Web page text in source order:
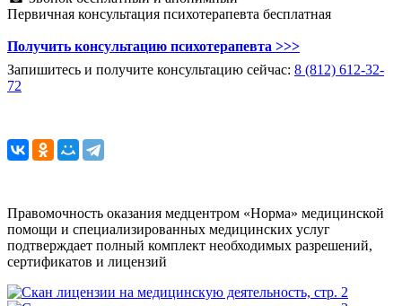
Первичная консультация психотерапевта бесплатная
Получить консультацию психотерапевта >>>
Запишитесь и получите консультацию сейчас: 8 (812) 612-32-
72
Правомочность оказания медцентром «Норма» медицинской
помощи и специализированных медицинских услуг
подтверждает полный комплект необходимых разрешений,
сертификатов и лицензий